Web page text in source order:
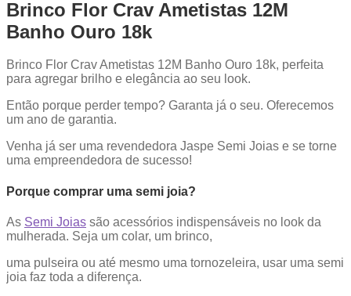
Brinco Flor Crav Ametistas 12M
Banho Ouro 18k
Brinco Flor Crav Ametistas 12M Banho Ouro 18k, perfeita
para agregar brilho e elegância ao seu look.
Então porque perder tempo? Garanta já o seu. Oferecemos
um ano de garantia.
Venha já ser uma revendedora Jaspe Semi Joias e se torne
uma empreendedora de sucesso!
Porque comprar uma semi joia?
As Semi Joias são acessórios indispensáveis no look da
mulherada. Seja um colar, um brinco,
uma pulseira ou até mesmo uma tornozeleira, usar uma semi
joia faz toda a diferença.